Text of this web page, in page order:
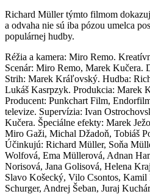
Richard Müller týmto filmom
a odvaha nie sú iba pózou umelca
populárnej hudby.
Réžia a kamera: Miro Remo.
Scenár: Miro Remo, Marek Kučera.
Strih: Marek Kráľovský. Hudba:
Lukáš Kasrpzyk. Produkcia: Marek
Producent: Punkchart Film,
televize. Supervízia: Ivan
Kučera. Špeciálne efekty: Marek
Miro Gaži, Michal Džadoň, Tobiáš
Účinkujú: Richard Müller, Soňa
Wolfová, Ema Müllerová, Adnan
Norisová, Jana Golisová, Helena
Slavo Košecký, Vilo Csontos,
Schurger, Andrej Šeban, Juraj